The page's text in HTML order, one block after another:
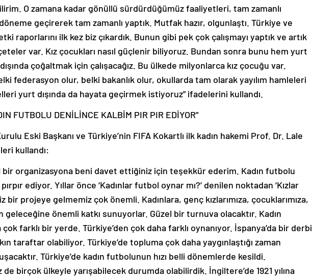
O zamana kadar gönüllü sürdürdüğümüz faaliyetleri, tam zamanlı
döneme geçirerek tam zamanlı yaptık. Mutfak hazır, olgunlaştı. Türkiye ve
raporlarını ilk kez biz çıkardık. Bunun gibi pek çok çalışmayı yaptık ve artık
var. Kız çocukları nasıl güçlenir biliyoruz. Bundan sonra bunu hem yurt
çoğaltmak için çalışacağız. Bu ülkede milyonlarca kız çocuğu var.
federasyon olur, belki bakanlık olur, okullarda tam olarak yayılım hamleleri
yurt dışında da hayata geçirmek istiyoruz” ifadelerini kullandı.
FUTBOLU DENİLİNCE KALBİM PIR PIR EDİYOR”
Eski Başkanı ve Türkiye’nin FIFA Kokartlı ilk kadın hakemi Prof. Dr. Lale
kullandı:
bir organizasyona beni davet ettiğiniz için teşekkür ederim. Kadın futbolu
ediyor. Yıllar önce ‘Kadınlar futbol oynar mı?’ denilen noktadan ‘Kızlar
bir projeye gelmemiz çok önemli. Kadınlara, genç kızlarımıza, çocuklarımıza,
geleceğine önemli katkı sunuyorlar. Güzel bir turnuva olacaktır. Kadın
farklı bir yerde. Türkiye’den çok daha farklı oynanıyor. İspanya’da bir derbi
taraftar olabiliyor. Türkiye’de topluma çok daha yaygınlaştığı zaman
Türkiye’de kadın futbolunun hızı belli dönemlerde kesildi.
birçok ülkeyle yarışabilecek durumda olabilirdik. İngiltere’de 1921 yılına